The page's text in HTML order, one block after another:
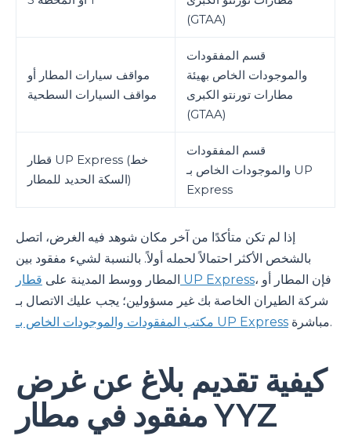
(GTAA)
مواقف سيارات المطار أو
مواقف السيارات السطحية
قسم المفقودات
والموجودات الخاص بهيئة
مطارات تورنتو الكبرى
(GTAA)
قطار UP Express (خط
السكة الحديد للمطار)
قسم المفقودات
والموجودات الخاص بـ UP
Express
إذا لم تكن متأكدًا من آخر مكان شوهد فيه الغرض، اتصل
بالشخص الأكثر احتمالاً لحمله أولاً. بالنسبة لشيء مفقود بين
المطار ووسط المدينة على قطار UP Express، فإن المطار أو
شركة الطيران الخاصة بك غير مسؤولين؛ يجب عليك الاتصال بـ
مكتب المفقودات والموجودات الخاص بـ UP Express
مباشرة.
كيفية تقديم بلاغ عن غرض
مفقود في مطار YYZ